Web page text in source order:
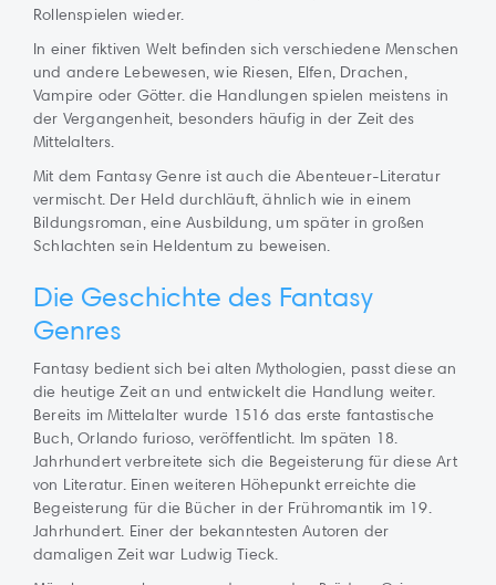
Rollenspielen wieder.
In einer fiktiven Welt befinden sich verschiedene Menschen
und andere Lebewesen, wie Riesen, Elfen, Drachen,
Vampire oder Götter. die Handlungen spielen meistens in
der Vergangenheit, besonders häufig in der Zeit des
Mittelalters.
Mit dem Fantasy Genre ist auch die Abenteuer-Literatur
vermischt. Der Held durchläuft, ähnlich wie in einem
Bildungsroman, eine Ausbildung, um später in großen
Schlachten sein Heldentum zu beweisen.
Die Geschichte des Fantasy
Genres
Fantasy bedient sich bei alten Mythologien, passt diese an
die heutige Zeit an und entwickelt die Handlung weiter.
Bereits im Mittelalter wurde 1516 das erste fantastische
Buch, Orlando furioso, veröffentlicht. Im späten 18.
Jahrhundert verbreitete sich die Begeisterung für diese Art
von Literatur. Einen weiteren Höhepunkt erreichte die
Begeisterung für die Bücher in der Frühromantik im 19.
Jahrhundert. Einer der bekanntesten Autoren der
damaligen Zeit war Ludwig Tieck.